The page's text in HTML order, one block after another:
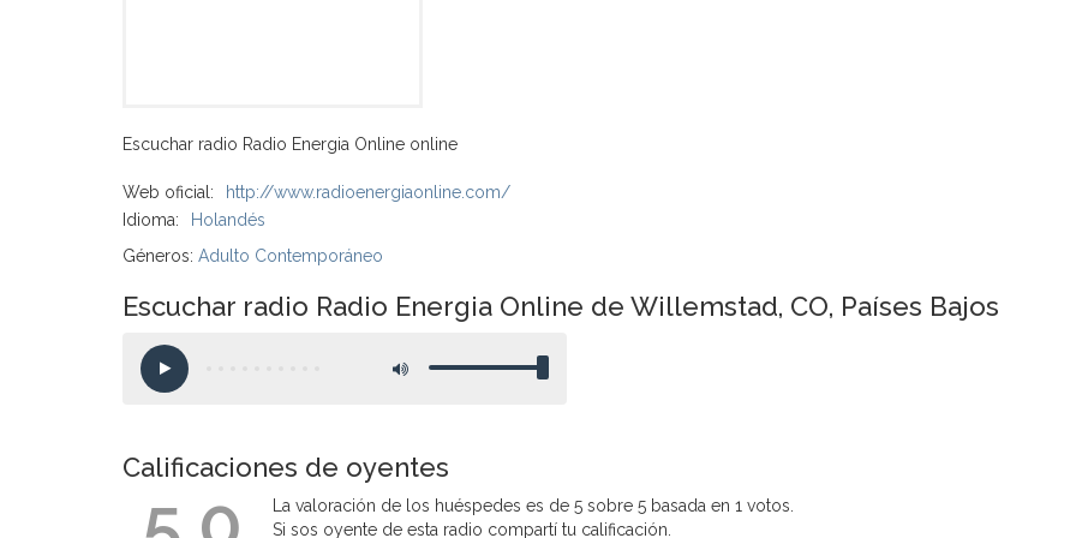
Escuchar radio Radio Energia Online online
Web oficial:
http://www.radioenergiaonline.com/
Idioma:
Holandés
Géneros: Adulto Contemporáneo
Escuchar radio Radio Energia Online de Willemstad, CO, Países Bajos
Calificaciones de oyentes
La valoración de los huéspedes es de 5 sobre 5 basada en 1 votos.
Si sos oyente de esta radio compartí tu calificación.